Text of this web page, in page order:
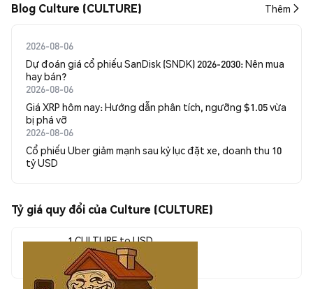
Blog Culture (CULTURE) Thêm
2026-08-06
Dự đoán giá cổ phiếu SanDisk (SNDK) 2026-2030: Nên mua
hay bán?
2026-08-06
Giá XRP hôm nay: Hướng dẫn phân tích, ngưỡng $1.05 vừa
bị phá vỡ
2026-08-06
Cổ phiếu Uber giảm mạnh sau kỷ lục đặt xe, doanh thu 10
tỷ USD
Tỷ giá quy đổi của Culture (CULTURE)
1 CULTURE to USD
$0.00000283